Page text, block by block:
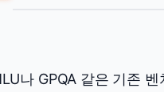
나 GPQA 같은 기존